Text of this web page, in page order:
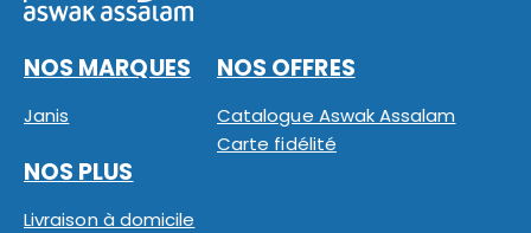
NOS MARQUES
Janis
NOS OFFRES
Catalogue Aswak Assalam
Carte fidélité
NOS PLUS
Livraison à domicile